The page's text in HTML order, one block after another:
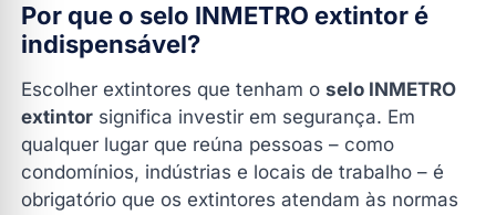
1. Qual a importância do selo INMETRO extintor?
2. Como saber se meu extintor está com o selo
INMETRO válido?
3. Com que frequência devo realizar a manutenção
para manter o selo INMETRO?
4. Posso realizar a manutenção de extintores sem o
selo INMETRO?
Por que o selo INMETRO extintor é
indispensável?
Escolher extintores que tenham o selo INMETRO
extintor significa investir em segurança. Em
qualquer lugar que reúna pessoas – como
condomínios, indústrias e locais de trabalho – é
obrigatório que os extintores atendam às normas